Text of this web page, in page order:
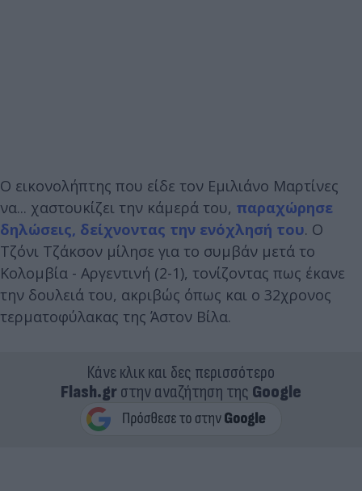
Ο εικονολήπτης που είδε τον Εμιλιάνο Μαρτίνες
να... χαστουκίζει την κάμερά του, παραχώρησε
δηλώσεις, δείχνοντας την ενόχλησή του. Ο
Τζόνι Τζάκσον μίλησε για το συμβάν μετά το
Κολομβία - Αργεντινή (2-1), τονίζοντας πως έκανε
την δουλειά του, ακριβώς όπως και ο 32χρονος
τερματοφύλακας της Άστον Βίλα.
Κάνε κλικ και δες περισσότερο
Flash.grστην αναζήτηση της Google